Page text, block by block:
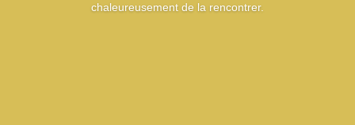
chaleureusement de la rencontrer.